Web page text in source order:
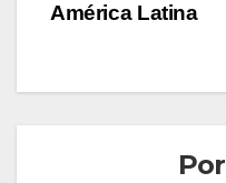
América Latina
Por